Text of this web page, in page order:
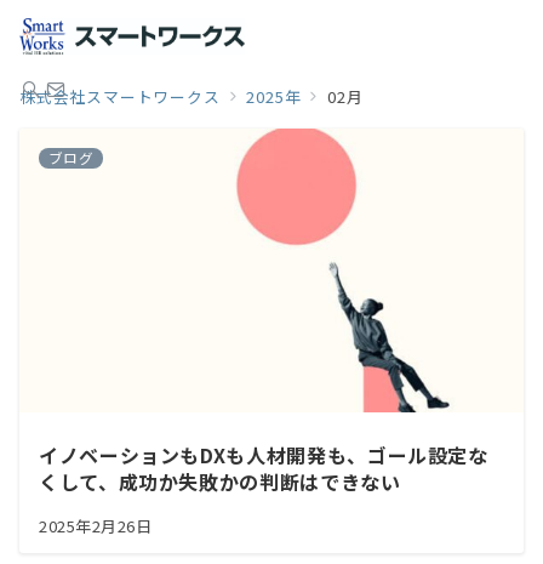
株式会社スマートワークス 2025年 02月
ブログ
イノベーションもDXも人材開発も、ゴール設定な
くして、成功か失敗かの判断はできない
2025年2月26日